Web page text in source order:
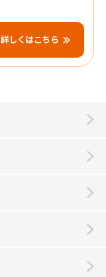
詳しくはこちら